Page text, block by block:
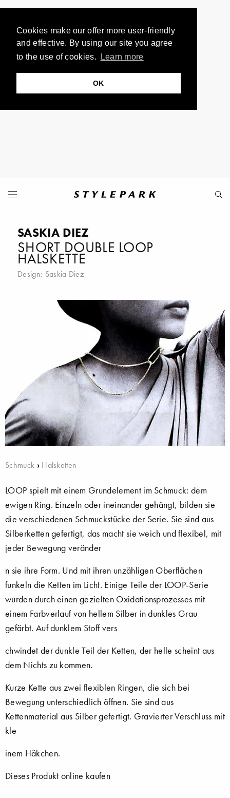
Cookies make our offer more user-friendly
and effective. By using our site you agree
to the use of cookies.
Learn more
OK
SASKIA DIEZ
SHORT DOUBLE LOOP
HALSKETTE
Design: Saskia Diez
Schmuck › Halsketten
LOOP spielt mit einem Grundelement im Schmuck: dem
ewigen Ring. Einzeln oder ineinander gehängt, bilden sie
die verschiedenen Schmuckstücke der Serie. Sie sind aus
Silberketten gefertigt, das macht sie weich und flexibel, mit
jeder Bewegung veränder
n sie ihre Form. Und mit ihren unzähligen Oberflächen
funkeln die Ketten im Licht. Einige Teile der LOOP-Serie
wurden durch einen gezielten Oxidationsprozesses mit
einem Farbverlauf von hellem Silber in dunkles Grau
gefärbt. Auf dunklem Stoff vers
chwindet der dunkle Teil der Ketten, der helle scheint aus
dem Nichts zu kommen.
Kurze Kette aus zwei flexiblen Ringen, die sich bei
Bewegung unterschiedlich öffnen. Sie sind aus
Kettenmaterial aus Silber gefertigt. Gravierter Verschluss mit
kle
inem Häkchen.
Dieses Produkt online kaufen